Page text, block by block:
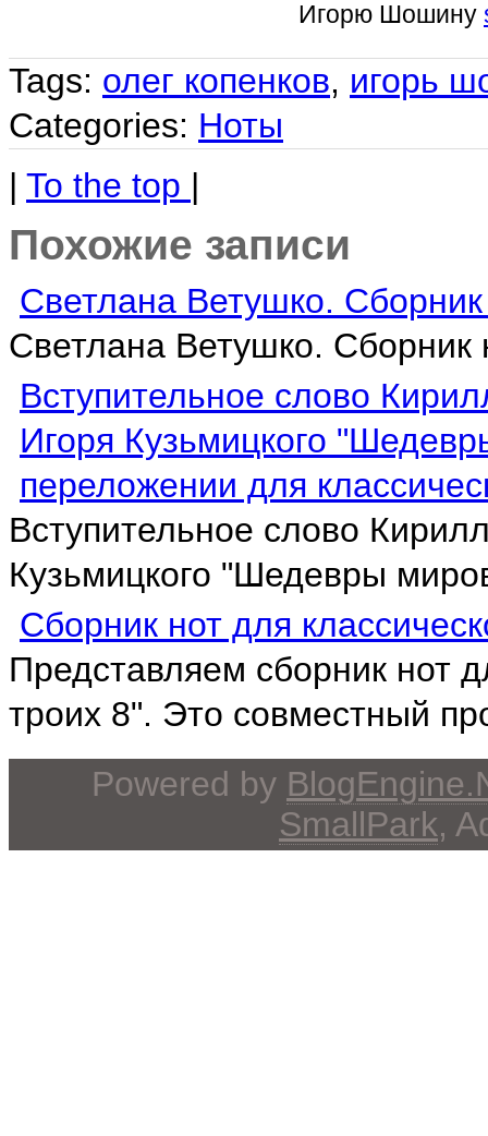
Игорю Шошину
Tags: олег копенков, игорь
Categories: Ноты
| To the top |
Похожие записи
Светлана Ветушко.
Светлана Ветушко. Сборник
Вступительное слово
Игоря Кузьмицкого
переложении для
Вступительное слово
Кузьмицкого "Шедевры
Сборник нот для
Представляем сборник нот
троих 8". Это совместный
Powered by
SmallPark,